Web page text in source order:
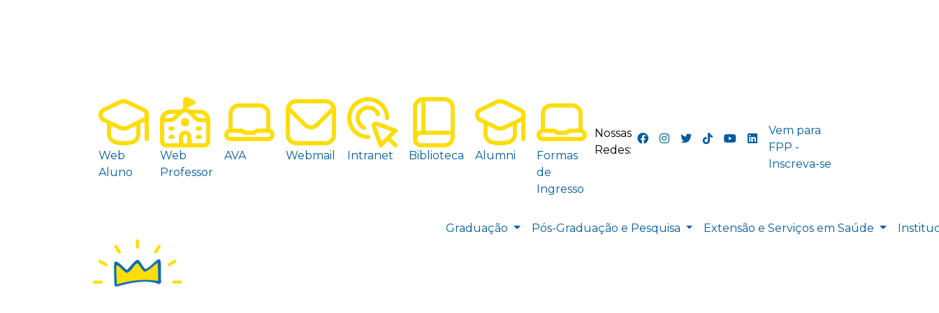
Web
Aluno
Web
Professor
AVA Webmail Intranet Biblioteca Alumni
Formas
de
Ingresso
Nossas
Redes:
Vem para
FPP -
Inscreva-se
Graduação Pós-Graduação e Pesquisa Extensão e Serviços em Saúde